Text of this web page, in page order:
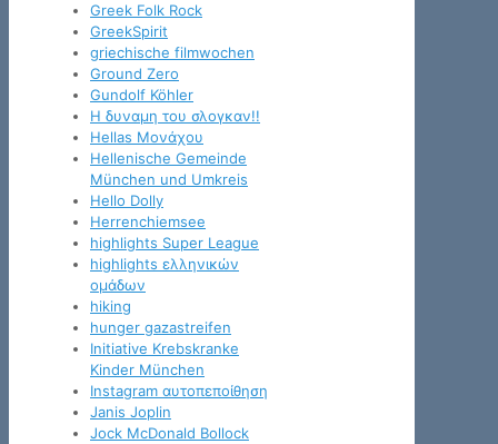
Greek Folk Rock
GreekSpirit
griechische filmwochen
Ground Zero
Gundolf Köhler
H δυναμη του σλογκαν!!
Hellas Μονάχου
Hellenische Gemeinde
München und Umkreis
Hello Dolly
Herrenchiemsee
highlights Super League
highlights ελληνικών
ομάδων
hiking
hunger gazastreifen
Initiative Krebskranke
Kinder München
Instagram αυτοπεποίθηση
Janis Joplin
Jock McDonald Bollock